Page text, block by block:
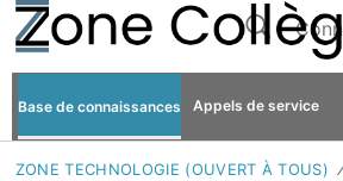
Base de connaissances Appels de service
ZONE TECHNOLOGIE (OUVERT À TOUS)